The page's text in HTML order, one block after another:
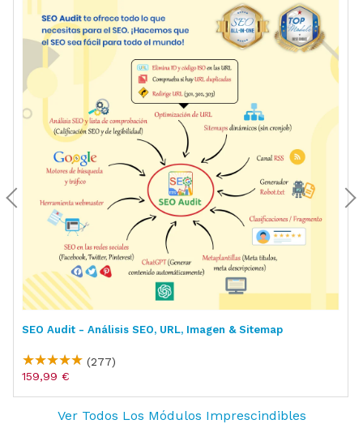
SEO Audit - Análisis SEO, URL, Imagen & Sitemap
(277)
159,99 €
Ver Todos Los Módulos Imprescindibles